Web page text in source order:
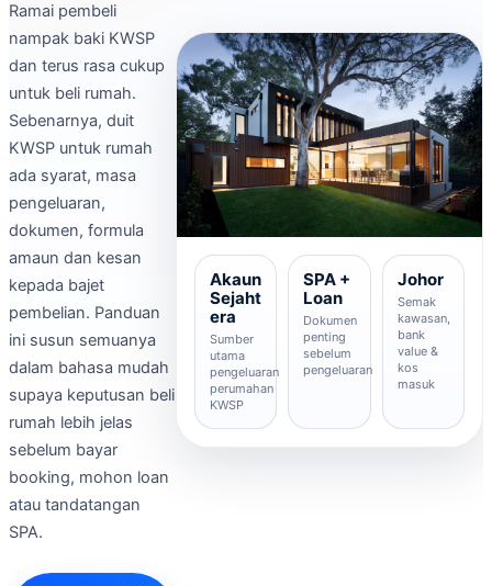
Ramai pembeli
nampak baki KWSP
dan terus rasa cukup
untuk beli rumah.
Sebenarnya, duit
KWSP untuk rumah
ada syarat, masa
pengeluaran,
dokumen, formula
amaun dan kesan
kepada bajet
pembelian. Panduan
ini susun semuanya
dalam bahasa mudah
supaya keputusan beli
rumah lebih jelas
sebelum bayar
booking, mohon loan
atau tandatangan
SPA.
Akaun
Sejaht
era
Sumber
utama
pengeluaran
perumahan
KWSP
SPA +
Loan
Dokumen
penting
sebelum
pengeluaran
Johor
Semak
kawasan,
bank
value &
kos
masuk